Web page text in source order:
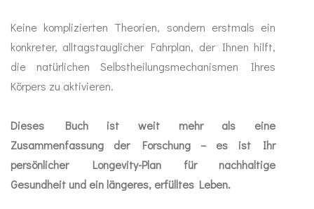
Keine komplizierten Theorien, sondern erstmals ein
konkreter, alltagstauglicher Fahrplan, der Ihnen hilft,
die natürlichen Selbstheilungsmechanismen Ihres
Körpers zu aktivieren.
Dieses Buch ist weit mehr als eine
Zusammenfassung der Forschung – es ist Ihr
persönlicher Longevity-Plan für nachhaltige
Gesundheit und ein längeres, erfülltes Leben.
Healthy Presents
Kinder
Trinkflaschen